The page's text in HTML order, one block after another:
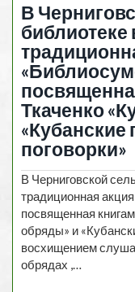
В
Ткаченко
поговорки»
В Черниговской
традиционная
посвященная
обряды» и
восхищением
обрядах ,…